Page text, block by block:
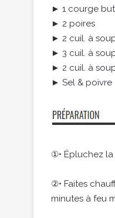
► 1 courge
► 2 poires
► 2 cuil. à
► 3 cuil. à
► 2 cuil. à
► Sel & poivre
①• Épluchez
②• Faites
minutes à feu